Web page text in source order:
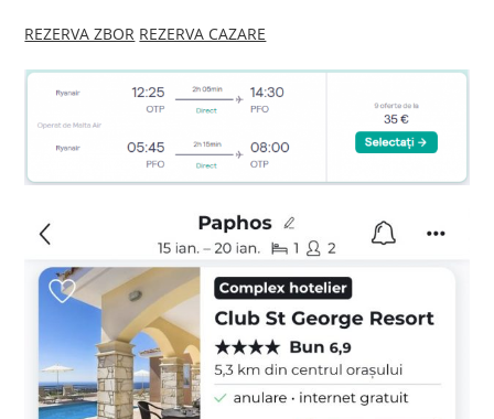
REZERVA ZBOR REZERVA CAZARE